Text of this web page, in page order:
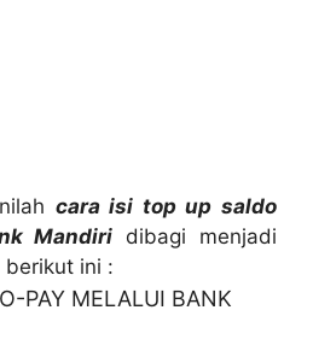
cara isi top up saldo
Mandiri dibagi menjadi
ini :
PAY MELALUI BANK